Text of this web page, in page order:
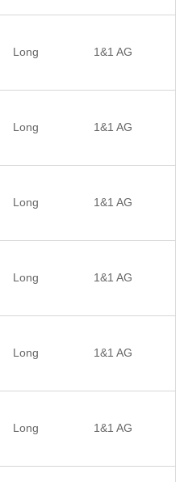
Long 1&1 AG
Long 1&1 AG
Long 1&1 AG
Long 1&1 AG
Long 1&1 AG
Long 1&1 AG